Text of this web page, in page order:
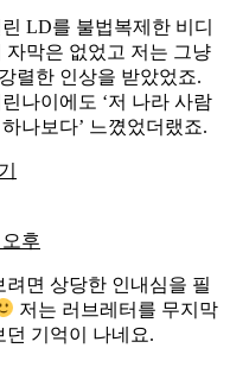
LD를 불법복제한 비디
자막은 없었고 저는 그냥
렬한 인상을 받았었죠.
나이에도 ‘저 나라 사람
나보다’ 느꼈었더랬죠.
오후
면 상당한 인내심을 필
저는 러브레터를 무지막
던 기억이 나네요.